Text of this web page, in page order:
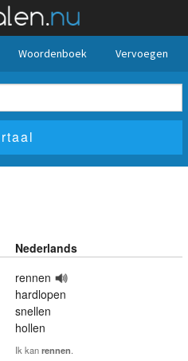
Woordenboek Vervoegen
Nederlands
rennen
hardlopen
snellen
hollen
Ik kanrennen